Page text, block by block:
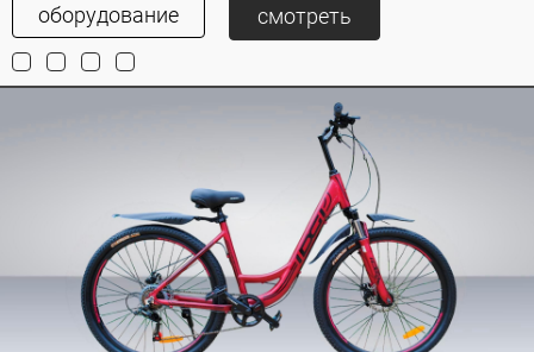
оборудование смотреть